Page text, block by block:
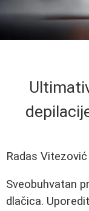
Radas Vitezović
Sveobuhvatan
dlačica.